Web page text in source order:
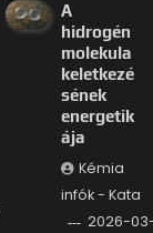
A
hidrogén
molekula
keletkezé
sének
energetik
ája
Kémia
infók - Kata
2026-